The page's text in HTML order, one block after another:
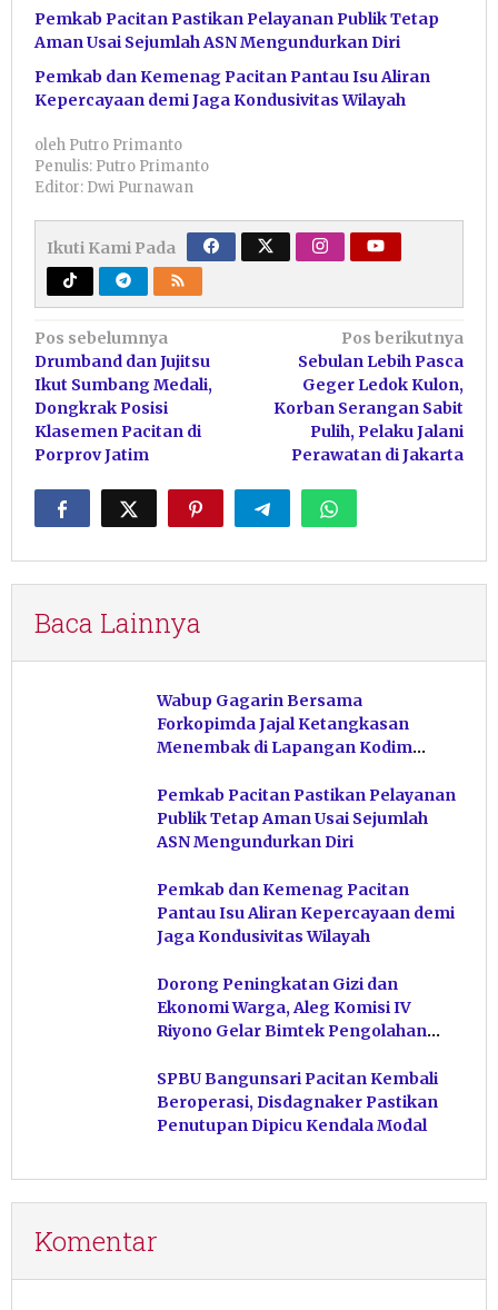
Pemkab Pacitan Pastikan Pelayanan Publik Tetap
Aman Usai Sejumlah ASN Mengundurkan Diri
Pemkab dan Kemenag Pacitan Pantau Isu Aliran
Kepercayaan demi Jaga Kondusivitas Wilayah
oleh Putro Primanto
Penulis: Putro Primanto
Editor: Dwi Purnawan
Ikuti Kami Pada
Navigasi
pos
Pos sebelumnya
Drumband dan Jujitsu
Ikut Sumbang Medali,
Dongkrak Posisi
Klasemen Pacitan di
Porprov Jatim
Pos berikutnya
Sebulan Lebih Pasca
Geger Ledok Kulon,
Korban Serangan Sabit
Pulih, Pelaku Jalani
Perawatan di Jakarta
Baca Lainnya
Wabup Gagarin Bersama
Forkopimda Jajal Ketangkasan
Menembak di Lapangan Kodim
Pemkab Pacitan Pastikan Pelayanan
Publik Tetap Aman Usai Sejumlah
ASN Mengundurkan Diri
Pemkab dan Kemenag Pacitan
Pantau Isu Aliran Kepercayaan demi
Jaga Kondusivitas Wilayah
Dorong Peningkatan Gizi dan
Ekonomi Warga, Aleg Komisi IV
Riyono Gelar Bimtek Pengolahan
SPBU Bangunsari Pacitan Kembali
Beroperasi, Disdagnaker Pastikan
Penutupan Dipicu Kendala Modal
Komentar